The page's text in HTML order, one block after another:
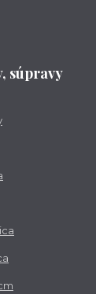
súpravy